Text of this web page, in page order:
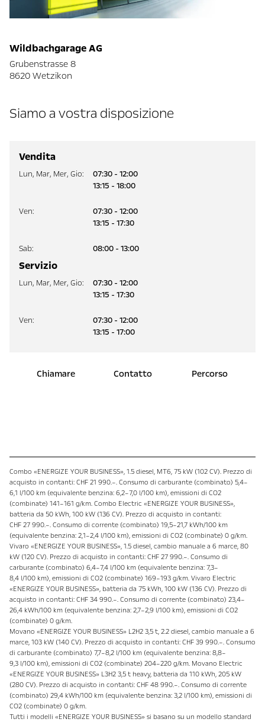
Wildbachgarage AG
Grubenstrasse 8
8620 Wetzikon
Siamo a vostra disposizione
Vendita
Lun, Mar, Mer, Gio:
07:30 - 12:00
13:15 - 18:00
Ven:
07:30 - 12:00
13:15 - 17:30
Sab: 08:00 - 13:00
Servizio
Lun, Mar, Mer, Gio:
07:30 - 12:00
13:15 - 17:30
Ven:
07:30 - 12:00
13:15 - 17:00
Chiamare Contatto Percorso
Combo «ENERGIZE YOUR BUSINESS», 1.5 diesel, MT6, 75 kW (102 CV). Prezzo di
acquisto in contanti: CHF 21 990.–. Consumo di carburante (combinato) 5,4–
6,1 l/100 km (equivalente benzina: 6,2–7,0 l/100 km), emissioni di CO2
(combinate) 141–161 g/km. Combo Electric «ENERGIZE YOUR BUSINESS»,
batteria da 50 kWh, 100 kW (136 CV). Prezzo di acquisto in contanti:
CHF 27 990.–. Consumo di corrente (combinato) 19,5–21,7 kWh/100 km
(equivalente benzina: 2,1–2,4 l/100 km), emissioni di CO2 (combinate) 0 g/km.
Vivaro «ENERGIZE YOUR BUSINESS», 1.5 diesel, cambio manuale a 6 marce, 80
kW (120 CV). Prezzo di acquisto in contanti: CHF 27 990.–. Consumo di
carburante (combinato) 6,4–7,4 l/100 km (equivalente benzina: 7,3–
8,4 l/100 km), emissioni di CO2 (combinate) 169–193 g/km. Vivaro Electric
«ENERGIZE YOUR BUSINESS», batteria da 75 kWh, 100 kW (136 CV). Prezzo di
acquisto in contanti: CHF 34 990.–. Consumo di corrente (combinato) 23,4–
26,4 kWh/100 km (equivalente benzina: 2,7–2,9 l/100 km), emissioni di CO2
(combinate) 0 g/km.
Movano «ENERGIZE YOUR BUSINESS» L2H2 3,5 t, 2.2 diesel, cambio manuale a 6
marce, 103 kW (140 CV). Prezzo di acquisto in contanti: CHF 39 990.–. Consumo
di carburante (combinato) 7,7–8,2 l/100 km (equivalente benzina: 8,8–
9,3 l/100 km), emissioni di CO2 (combinate) 204–220 g/km. Movano Electric
«ENERGIZE YOUR BUSINESS» L3H2 3,5 t heavy, batteria da 110 kWh, 205 kW
(280 CV). Prezzo di acquisto in contanti: CHF 48 990.–. Consumo di corrente
(combinato) 29,4 kWh/100 km (equivalente benzina: 3,2 l/100 km), emissioni di
CO2 (combinate) 0 g/km.
Tutti i modelli «ENERGIZE YOUR BUSINESS» si basano su un modello standard